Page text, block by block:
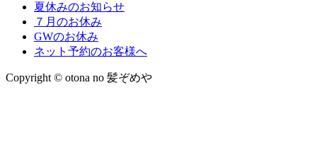
ン
夏休みのお知らせ
７月のお休み
GWのお休み
ネット予約のお客様へ
Copyright © otona no 髪ぞめや